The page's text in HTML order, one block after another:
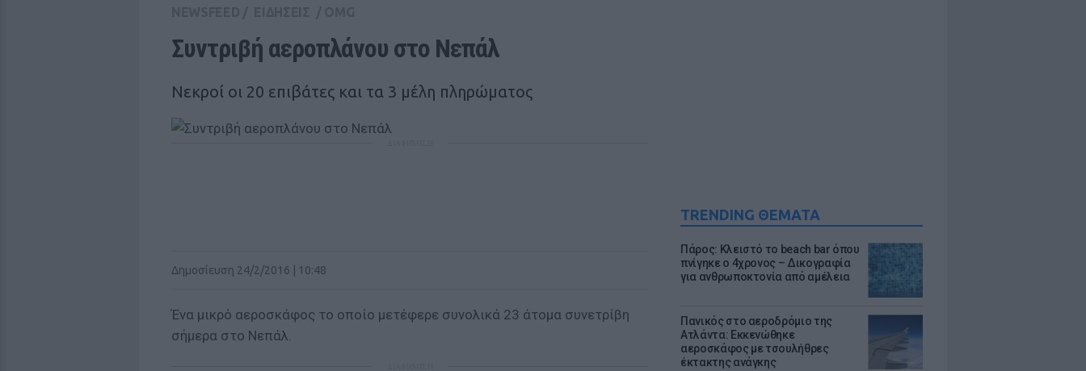
TRENDING ΘΕΜΑΤΑ
Πάρος: Κλειστό το beach bar όπου
πνίγηκε ο 4χρονος – Δικογραφία
για ανθρωποκτονία από αμέλεια
Πανικός στο αεροδρόμιο της
Ατλάντα: Εκκενώθηκε
αεροσκάφος με τσουλήθρες
έκτακτης ανάγκης
Συντριβή αεροπλάνου στο Νεπάλ
Νεκροί οι 20 επιβάτες και τα 3 μέλη πληρώματος
Δημοσίευση 24/2/2016 | 10:48
Ένα μικρό αεροσκάφος το οποίο μετέφερε συνολικά 23 άτομα συνετρίβη
σήμερα στο Νεπάλ.